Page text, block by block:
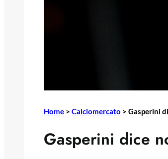
Home > Calciomercato > Gasperini
Gasperini dice